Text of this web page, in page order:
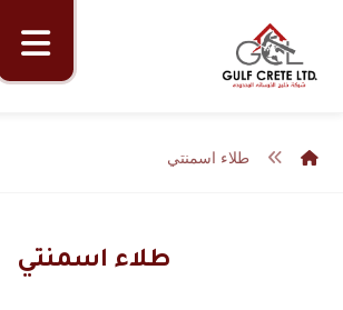
طلاء اسمنتي
طلاء اسمنتي